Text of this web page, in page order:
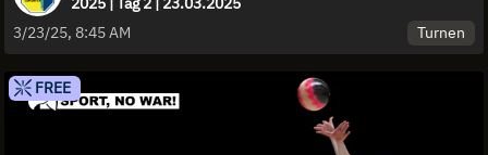
3/23/25, 8:45 AM
Turnen
FREE